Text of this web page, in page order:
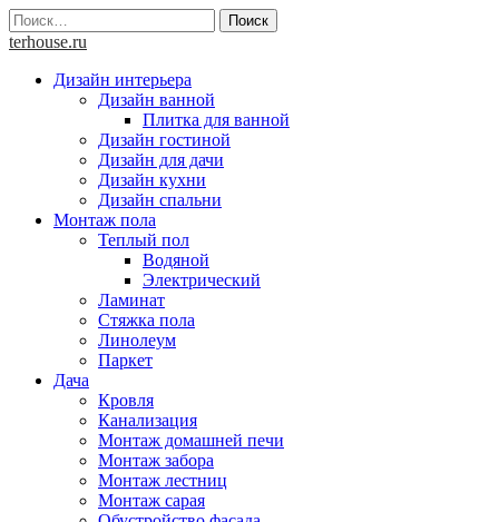
Skip
to
Найти:
terhouse.ru
Дизайн интерьера
Дизайн ванной
Плитка для ванной
Дизайн гостиной
Дизайн для дачи
Дизайн кухни
Дизайн спальни
Монтаж пола
Теплый пол
Водяной
Электрический
Ламинат
Стяжка пола
Линолеум
Паркет
Дача
Кровля
Канализация
Монтаж домашней печи
Монтаж забора
Монтаж лестниц
Монтаж сарая